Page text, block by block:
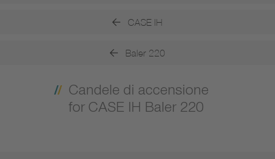
CASE IH
Baler 220
Candele di accensione
for CASE IH Baler 220